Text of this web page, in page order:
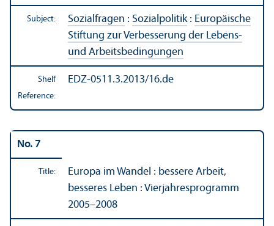
Subject: Sozialfragen : Sozialpolitik: Europäische
Stiftung zur Verbesserung der Lebens-
und Arbeitsbedingungen
Shelf
Reference:
EDZ-0511.3.2013/16.de
No. 7
Title:
Europa im Wandel : bessere Arbeit,
besseres Leben : Vierjahresprogramm
2005–2008